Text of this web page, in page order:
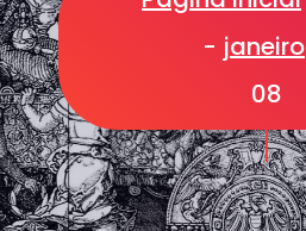
- janeiro
08